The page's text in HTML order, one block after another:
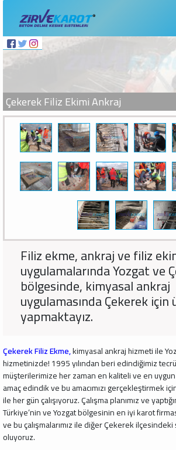
Çekerek Filiz Ekimi Ankraj
Filiz ekme, ankraj ve filiz
uygulamalarında Yozgat ve
bölgesinde, kimyasal ankraj
uygulamasında Çekerek
yapmaktayız.
Çekerek Filiz Ekme,kimyasal ankraj hizmeti ile
hizmetinizde! 1995 yılından beri edindiğimiz
müşterilerimize her zaman en kaliteli ve en
amaç edindik ve bu amacımızı gerçekleştirmek
ile her gün çalışıyoruz. Çalışma planımız ve
Türkiye’nin ve Yozgat bölgesinin en iyi karot
ve bu çalışmalarımız ile diğer Çekerek
oluyoruz.